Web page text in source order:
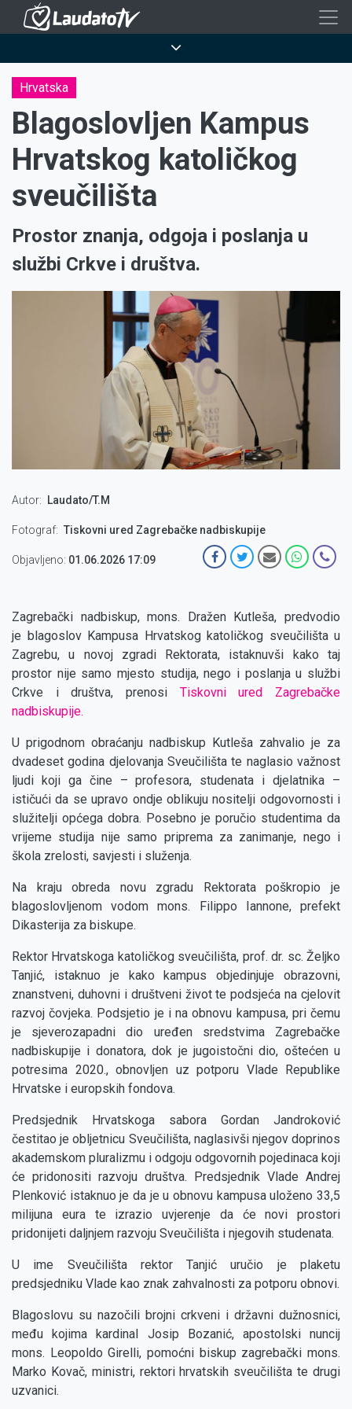
Skoči
sadržaj
Hrvatska
Blagoslovljen Kampus
Hrvatskog katoličkog
sveučilišta
Prostor znanja, odgoja i poslanja u
službi Crkve i društva.
Autor Laudato/T.M
Fotograf Tiskovni ured Zagrebačke nadbiskupije
Objavljeno: 01.06.2026 17:09
Zagrebački nadbiskup, mons. Dražen Kutleša, predvodio
je blagoslov Kampusa Hrvatskog katoličkog sveučilišta u
Zagrebu, u novoj zgradi Rektorata, istaknuvši kako taj
prostor nije samo mjesto studija, nego i poslanja u službi
Crkve i društva, prenosi Tiskovni ured Zagrebačke
nadbiskupije.
U prigodnom obraćanju nadbiskup Kutleša zahvalio je za
dvadeset godina djelovanja Sveučilišta te naglasio važnost
ljudi koji ga čine – profesora, studenata i djelatnika –
ističući da se upravo ondje oblikuju nositelji odgovornosti i
služitelji općega dobra. Posebno je poručio studentima da
vrijeme studija nije samo priprema za zanimanje, nego i
škola zrelosti, savjesti i služenja.
Na kraju obreda novu zgradu Rektorata poškropio je
blagoslovljenom vodom mons. Filippo Iannone, prefekt
Dikasterija za biskupe.
Rektor Hrvatskoga katoličkog sveučilišta, prof. dr. sc. Željko
Tanjić, istaknuo je kako kampus objedinjuje obrazovni,
znanstveni, duhovni i društveni život te podsjeća na cjelovit
razvoj čovjeka. Podsjetio je i na obnovu kampusa, pri čemu
je sjeverozapadni dio uređen sredstvima Zagrebačke
nadbiskupije i donatora, dok je jugoistočni dio, oštećen u
potresima 2020., obnovljen uz potporu Vlade Republike
Hrvatske i europskih fondova.
Predsjednik Hrvatskoga sabora Gordan Jandroković
čestitao je obljetnicu Sveučilišta, naglasivši njegov doprinos
akademskom pluralizmu i odgoju odgovornih pojedinaca koji
će pridonositi razvoju društva. Predsjednik Vlade Andrej
Plenković istaknuo je da je u obnovu kampusa uloženo 33,5
milijuna eura te izrazio uvjerenje da će novi prostori
pridonijeti daljnjem razvoju Sveučilišta i njegovih studenata.
U ime Sveučilišta rektor Tanjić uručio je plaketu
predsjedniku Vlade kao znak zahvalnosti za potporu obnovi.
Blagoslovu su nazočili brojni crkveni i državni dužnosnici,
među kojima kardinal Josip Bozanić, apostolski nuncij
mons. Leopoldo Girelli, pomoćni biskup zagrebački mons.
Marko Kovač, ministri, rektori hrvatskih sveučilišta te drugi
uzvanici.